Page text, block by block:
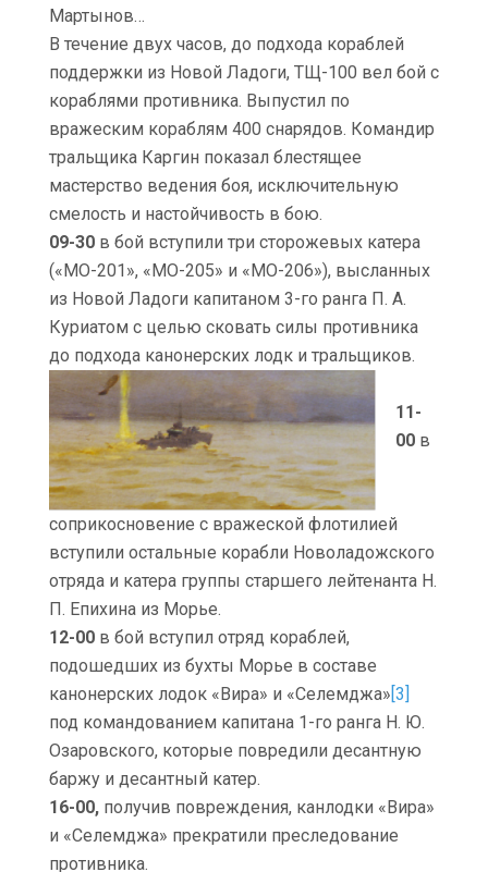
Мартынов…
В течение двух часов, до подхода кораблей
поддержки из Новой Ладоги, ТЩ-100 вел бой с
кораблями противника. Выпустил по
вражеским кораблям 400 снарядов. Командир
тральщика Каргин показал блестящее
мастерство ведения боя, исключительную
смелость и настойчивость в бою.
09-30 в бой вступили три сторожевых катера
(«МО-201», «МО-205» и «МО-206»), высланных
из Новой Ладоги капитаном 3-го ранга П. А.
Куриатом с целью сковать силы противника
до подхода канонерских лодк и тральщиков.
11-
00 в
соприкосновение с вражеской флотилией
вступили остальные корабли Новоладожского
отряда и катера группы старшего лейтенанта Н.
П. Епихина из Морье.
12-00 в бой вступил отряд кораблей,
подошедших из бухты Морье в составе
канонерских лодок «Вира» и «Селемджа»[3]
под командованием капитана 1-го ранга Н. Ю.
Озаровского, которые повредили десантную
баржу и десантный катер.
16-00, получив повреждения, канлодки «Вира»
и «Селемджа» прекратили преследование
противника.